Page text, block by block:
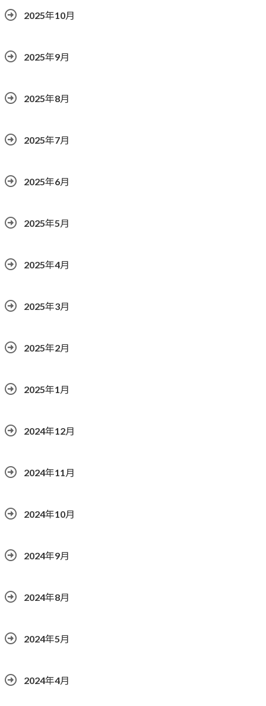
2025年10月
2025年9月
2025年8月
2025年7月
2025年6月
2025年5月
2025年4月
2025年3月
2025年2月
2025年1月
2024年12月
2024年11月
2024年10月
2024年9月
2024年8月
2024年5月
2024年4月